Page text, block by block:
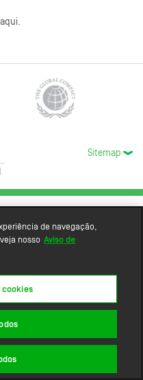
Sitemap
de navegação,
nosso Aviso de
cookies